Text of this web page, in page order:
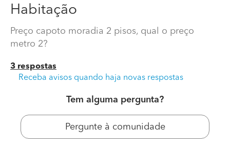
Habitação
Preço capoto moradia 2 pisos, qual o preço
metro 2?
3 respostas
Receba avisos quando haja novas respostas
Tem alguma pergunta?
Pergunte à comunidade